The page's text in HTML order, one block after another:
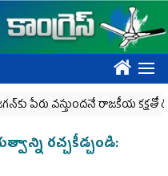
????
పేరు వస్తుందనే రాజకీయ కక్షతో దిశ
రచ్చకీడ్చండి: